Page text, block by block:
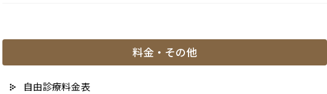
、進行段階に
保険治療でもマイクロスコープを使用
料金・その他
自由診療料金表